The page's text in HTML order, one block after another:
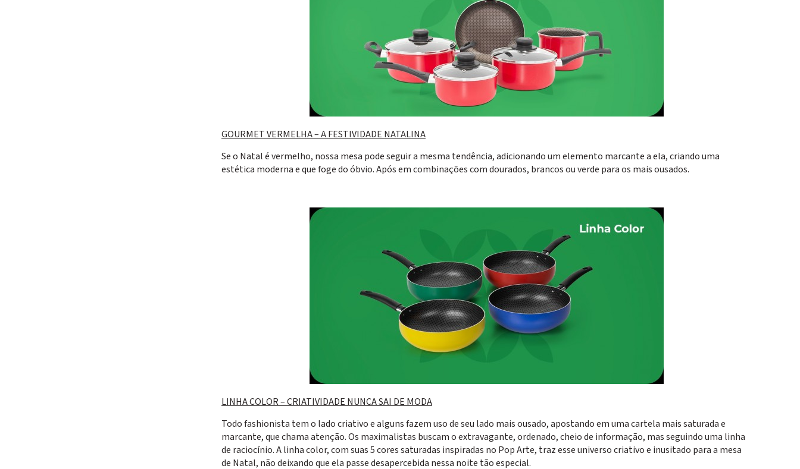
GOURMET VERMELHA – A FESTIVIDADE NATALINA
Se o Natal é vermelho, nossa mesa pode seguir a mesma tendência, adicionando um elemento marcante a ela, criando uma
estética moderna e que foge do óbvio. Após em combinações com dourados, brancos ou verde para os mais ousados.
LINHA COLOR – CRIATIVIDADE NUNCA SAI DE MODA
Todo fashionista tem o lado criativo e alguns fazem uso de seu lado mais ousado, apostando em uma cartela mais saturada e
marcante, que chama atenção. Os maximalistas buscam o extravagante, ordenado, cheio de informação, mas seguindo uma linha
de raciocínio. A linha color, com suas 5 cores saturadas inspiradas no Pop Arte, traz esse universo criativo e inusitado para a mesa
de Natal, não deixando que ela passe desapercebida nessa noite tão especial.